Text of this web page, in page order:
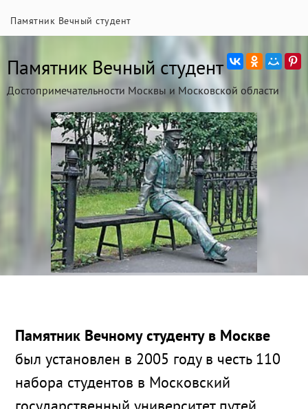
Памятник Вечный студент
Памятник Вечный студент
Достопримечательности Москвы и Московской области
Памятник Вечному студенту в Москве
был установлен в 2005 году в честь 110
набора студентов в Московский